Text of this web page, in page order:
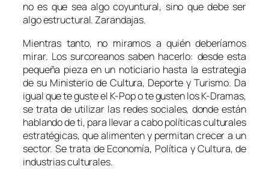
no es que sea algo coyuntural, sino que debe ser
algo estructural. Zarandajas.
Mientras tanto, no miramos a quién deberíamos
mirar. Los surcoreanos saben hacerlo: desde esta
pequeña pieza en un noticiario hasta la estrategia
de su Ministerio de Cultura, Deporte y Turismo. Da
igual que te guste el K-Pop o te gusten los K-Dramas,
se trata de utilizar las redes sociales, donde están
hablando de ti, para llevar a cabo políticas culturales
estratégicas, que alimenten y permitan crecer a un
sector. Se trata de Economía, Política y Cultura, de
industrias culturales.